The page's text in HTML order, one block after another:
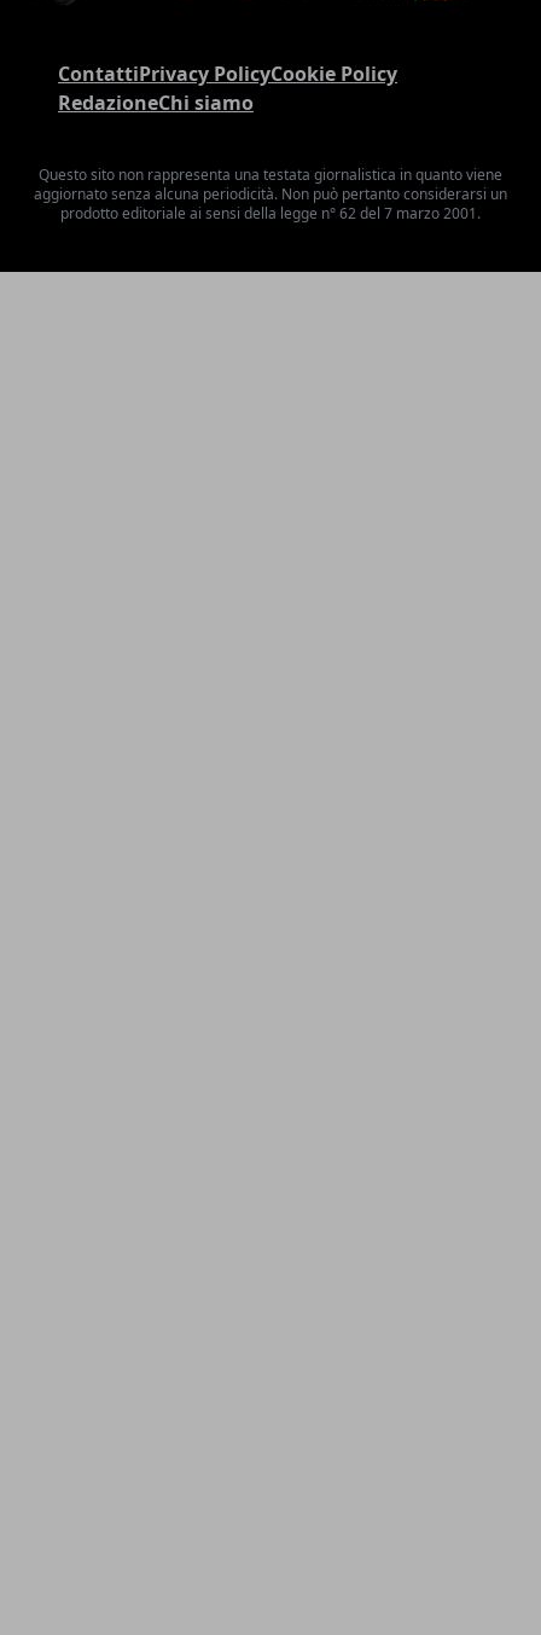
ContattiPrivacy PolicyCookie Policy
RedazioneChi siamo
Questo sito non rappresenta una testata giornalistica in quanto viene
aggiornato senza alcuna periodicità. Non può pertanto considerarsi un
prodotto editoriale ai sensi della legge n° 62 del 7 marzo 2001.